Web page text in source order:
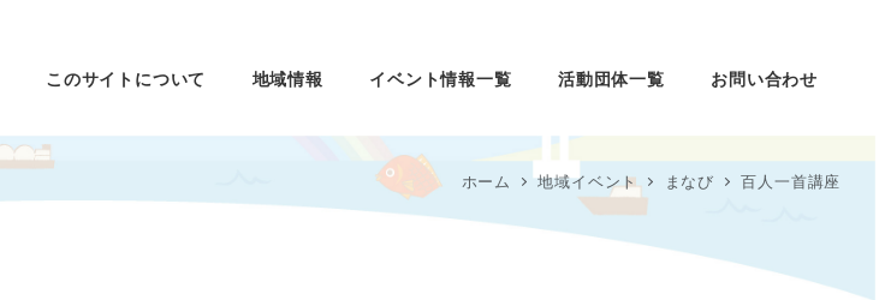
このサイトについて 地域情報 イベント情報一覧 活動団体一覧 お問い合わせ
ホーム 地域イベント まなび 百人一首講座